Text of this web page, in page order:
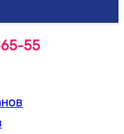
55